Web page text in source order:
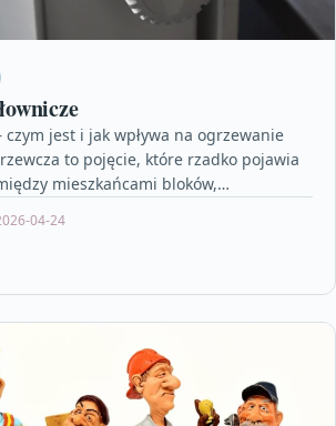
czym jest i jak wpływa na ogrzewanie
to pojęcie, które rzadko pojawia
mieszkańcami bloków,…
04-24